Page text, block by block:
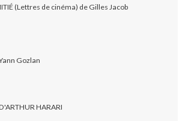
(Lettres de cinéma) de Gilles Jacob
Gozlan
HARARI